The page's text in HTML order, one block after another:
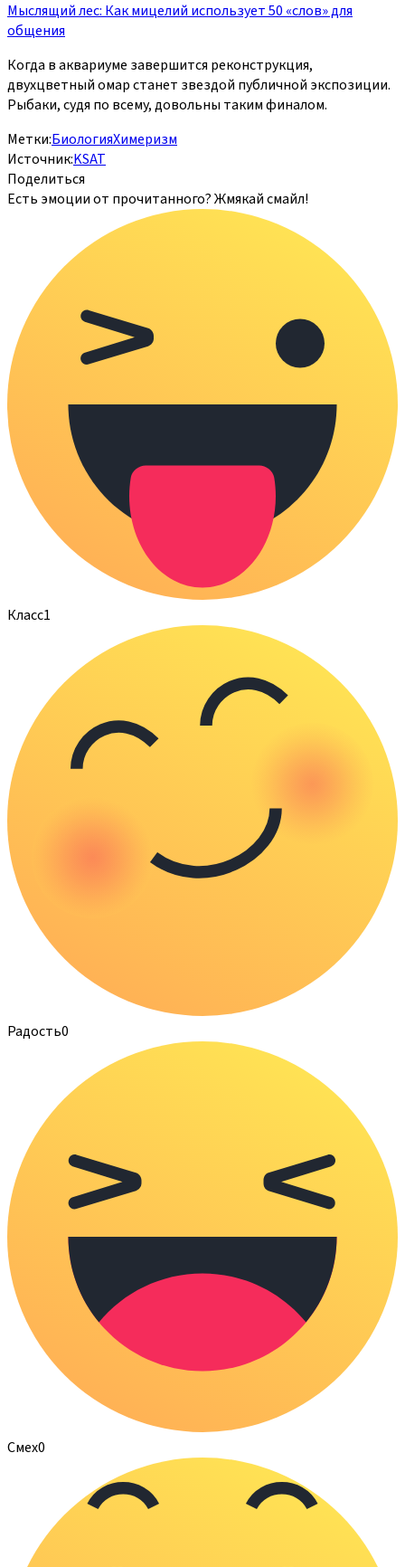
Мыслящий лес: Как мицелий использует 50 «слов» для
общения
Когда в аквариуме завершится реконструкция,
двухцветный омар станет звездой публичной экспозиции.
Рыбаки, судя по всему, довольны таким финалом.
Метки:БиологияХимеризм
Источник:KSAT
Поделиться
Есть эмоции от прочитанного? Жмякай смайл!
Класс1
Радость0
Смех0